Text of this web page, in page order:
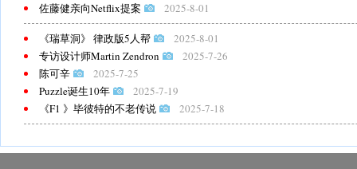
佐藤健亲向Netflix提案
2025-8-01
《瑞草洞》 律政版5人帮
2025-8-01
专访设计师Martin Zendron
2025-7-26
陈可辛
2025-7-25
Puzzle诞生10年
2025-7-19
《F1 》毕彼特的不老传说
2025-7-18